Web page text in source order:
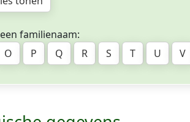
familienaam:
O P Q R S T U V